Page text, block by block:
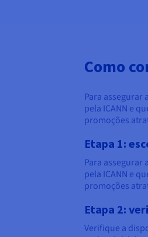
Como
Para
pela ICANN e
promoções
Etapa 1:
Para
pela ICANN e
promoções
Etapa 2:
Verifique a